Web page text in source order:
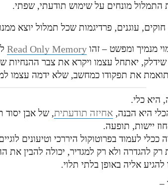
התמלול מונחים על שימוש תודעתי, שפתי.
עוגנים, פרדיגמות שכל תמלול יוצא
מנמיך ומפשט – זהו Read Only Memory
יאתחל עצמו ויקרא את צבר ההנחיות
את תפקודו כמחשב, שלא ידמה עצמו
היא כלי.
היא הבנה, אחיזה תודעתית, של אבן יסוד
יישות, תופעה.
ככלי לעמוד בפרוטוקול היררכי וטיעונים
להגדרה ולא רק למגדיר, יכולה להבין את
להגיע אליה באופן בלתי תלוי.
–